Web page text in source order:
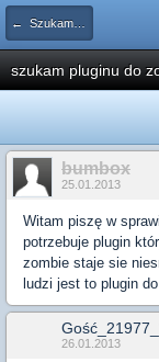
← Szukam pluginu
szukam pluginu do
bumbox
25.01.2013
Witam piszę w
potrzebuje plugin
zombie staje sie
ludzi jest to plugin
26.01.2013